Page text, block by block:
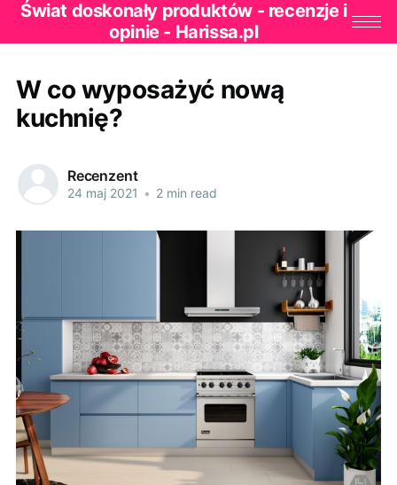
Świat doskonały produktów - recenzje i
opinie - Harissa.pl
W co wyposażyć nową
kuchnię?
Recenzent
24 maj 2021 • 2 min read